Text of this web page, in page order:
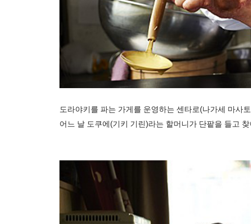
도라야키를 파는 가게를 운영하는 센타로(나가세 마사토
어느 날 도쿠에 (기키 기린)라는 할머니가 단팥을 들고